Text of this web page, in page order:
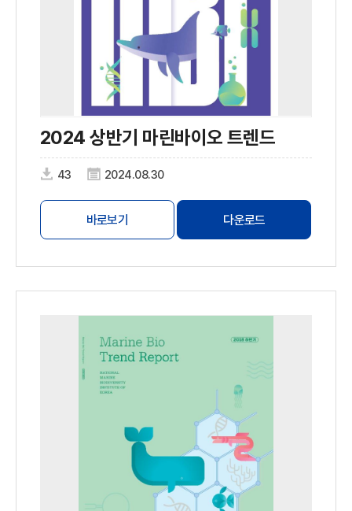
2024 상반기 마린바이오 트렌드
43 2024.08.30
바로보기 다운로드